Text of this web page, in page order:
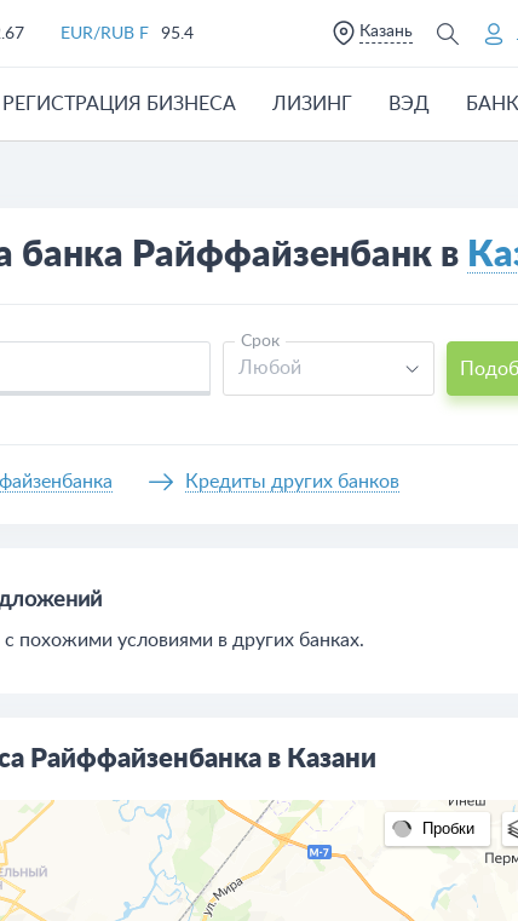
EUR/RUB F 95.4 Казань
РЕГИСТРАЦИЯ БИЗНЕСА ЛИЗИНГ ВЭД
банка Райффайзенбанк в
Срок
Любой
Кредиты других банков
похожими условиями в других банках.
Райффайзенбанка в Казани
Пробки